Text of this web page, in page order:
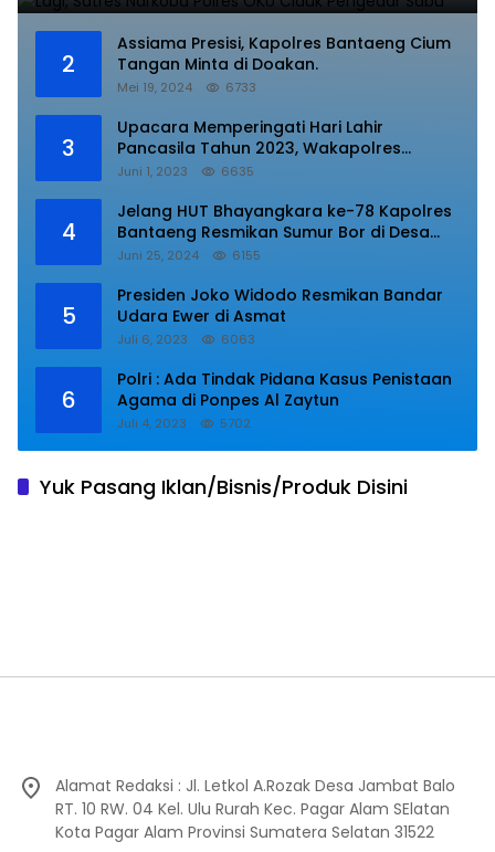
2
Assiama Presisi, Kapolres Bantaeng Cium
Tangan Minta di Doakan.
Mei 19, 2024 6733
3
Upacara Memperingati Hari Lahir
Pancasila Tahun 2023, Wakapolres
Lampung Utara Bacakan Amanat Kepala
Juni 1, 2023 6635
4
Jelang HUT Bhayangkara ke-78 Kapolres
Bantaeng Resmikan Sumur Bor di Desa
Kaloling Bantaeng
Juni 25, 2024 6155
5
Presiden Joko Widodo Resmikan Bandar
Udara Ewer di Asmat
Juli 6, 2023 6063
6
Polri : Ada Tindak Pidana Kasus Penistaan
Agama di Ponpes Al Zaytun
Juli 4, 2023 5702
Yuk Pasang Iklan/Bisnis/Produk Disini
Alamat Redaksi : Jl. Letkol A.Rozak Desa Jambat Balo
RT. 10 RW. 04 Kel. Ulu Rurah Kec. Pagar Alam SElatan
Kota Pagar Alam Provinsi Sumatera Selatan 31522